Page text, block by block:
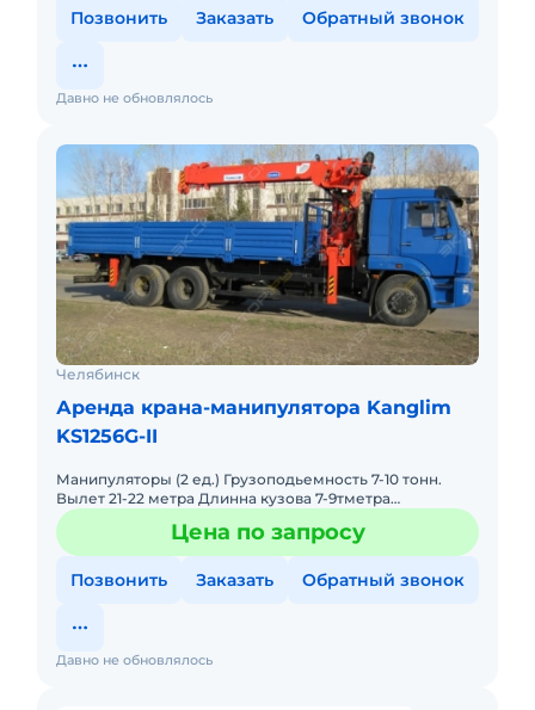
Позвонить Заказать Обратный звонок
Давно не обновлялось
Челябинск
Аренда крана-манипулятора Kanglim
KS1256G-II
Манипуляторы (2 ед.) Грузоподьемность 7-10 тонн.
Вылет 21-22 метра Длинна кузова 7-9тметра
Грузоподьемность борта 20-25 тонн
Цена по запросу
Позвонить Заказать Обратный звонок
Давно не обновлялось